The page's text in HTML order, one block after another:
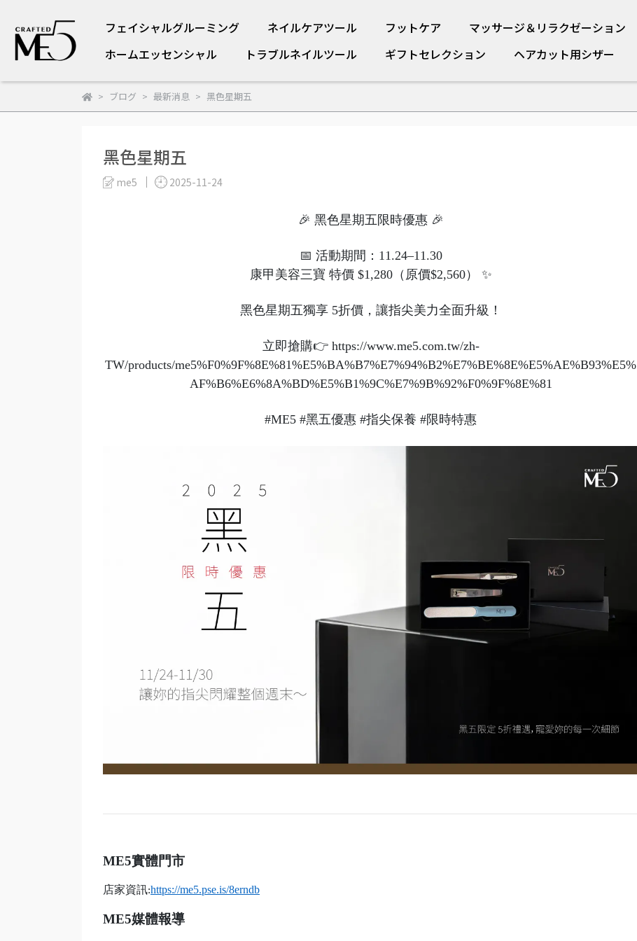
フェイシャルグルーミング ネイルケアツール フットケア
マッサージ＆リラクゼーション
ホームエッセンシャル
トラブルネイルツール ギフトセレクション ヘアカット用シザー
ブログ 最新消息 黑色星期五
黑色星期五
me5 2025-11-24
🎉 黑色星期五限時優惠 🎉
📅 活動期間：11.24–11.30
康甲美容三寶 特價 $1,280（原價$2,560） ✨
黑色星期五獨享 5折價，讓指尖美力全面升級！
立即搶購👉 https://www.me5.com.tw/zh-
TW/products/me5%F0%9F%8E%81%E5%BA%B7%E7%94%B2%E7%BE%8E%E5%AE%B93%E5%
AF%B6%E6%8A%BD%E5%B1%9C%E7%9B%92%F0%9F%8E%81
#ME5 #黑五優惠 #指尖保養 #限時特惠
ME5實體門市
店家資訊:https://me5.pse.is/8erndb
ME5媒體報導